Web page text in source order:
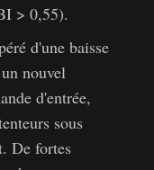
> 0,55).
d'une baisse
nouvel
d'entrée,
sous
De fortes